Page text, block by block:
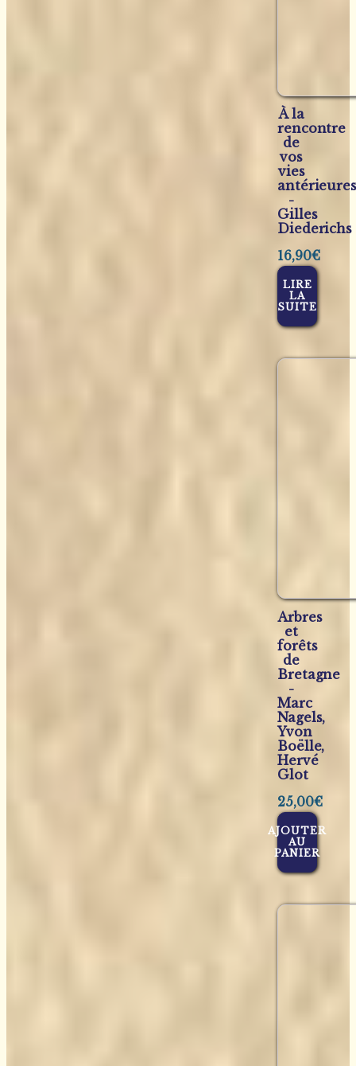
À la
rencontre
de
vos
vies
antérieures
-
Gilles
Diederichs
16,90€
LIRE
LA
SUITE
Arbres
et
forêts
de
Bretagne
-
Marc
Nagels,
Yvon
Boëlle,
Hervé
Glot
25,00€
AJOUTER
AU
PANIER